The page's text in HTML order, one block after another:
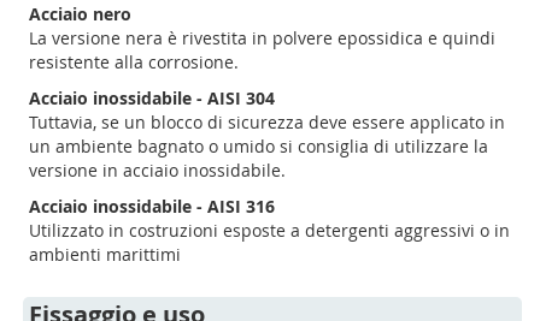
Acciaio nero
La versione nera è rivestita in polvere epossidica e quindi
resistente alla corrosione.
Acciaio inossidabile - AISI 304
Tuttavia, se un blocco di sicurezza deve essere applicato in
un ambiente bagnato o umido si consiglia di utilizzare la
versione in acciaio inossidabile.
Acciaio inossidabile - AISI 316
Utilizzato in costruzioni esposte a detergenti aggressivi o in
ambienti marittimi
Fissaggio e uso